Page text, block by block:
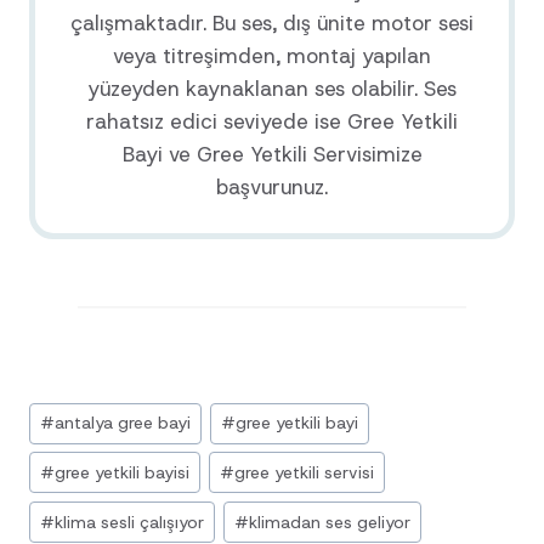
çalışmaktadır. Bu ses, dış ünite motor sesi
veya titreşimden, montaj yapılan
yüzeyden kaynaklanan ses olabilir. Ses
rahatsız edici seviyede ise Gree Yetkili
Bayi ve Gree Yetkili Servisimize
başvurunuz.
Post
Tags:
#antalya gree bayi #gree yetkili bayi
#gree yetkili bayisi #gree yetkili servisi
#klima sesli çalışıyor #klimadan ses geliyor